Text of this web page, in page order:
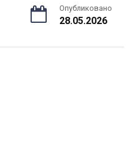
Опубликовано
28.05.2026